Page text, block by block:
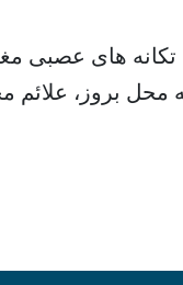
های عصبی
محل بروز،